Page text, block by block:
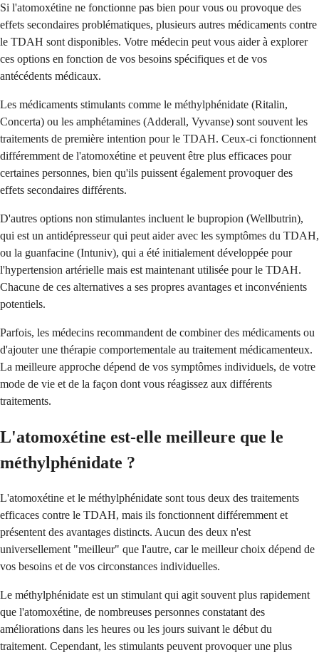
Si l'atomoxétine ne fonctionne pas bien pour vous ou provoque des
effets secondaires problématiques, plusieurs autres médicaments contre
le TDAH sont disponibles. Votre médecin peut vous aider à explorer
ces options en fonction de vos besoins spécifiques et de vos
antécédents médicaux.
Les médicaments stimulants comme le méthylphénidate (Ritalin,
Concerta) ou les amphétamines (Adderall, Vyvanse) sont souvent les
traitements de première intention pour le TDAH. Ceux-ci fonctionnent
différemment de l'atomoxétine et peuvent être plus efficaces pour
certaines personnes, bien qu'ils puissent également provoquer des
effets secondaires différents.
D'autres options non stimulantes incluent le bupropion (Wellbutrin),
qui est un antidépresseur qui peut aider avec les symptômes du TDAH,
ou la guanfacine (Intuniv), qui a été initialement développée pour
l'hypertension artérielle mais est maintenant utilisée pour le TDAH.
Chacune de ces alternatives a ses propres avantages et inconvénients
potentiels.
Parfois, les médecins recommandent de combiner des médicaments ou
d'ajouter une thérapie comportementale au traitement médicamenteux.
La meilleure approche dépend de vos symptômes individuels, de votre
mode de vie et de la façon dont vous réagissez aux différents
traitements.
L'atomoxétine est-elle meilleure que le
méthylphénidate ?
L'atomoxétine et le méthylphénidate sont tous deux des traitements
efficaces contre le TDAH, mais ils fonctionnent différemment et
présentent des avantages distincts. Aucun des deux n'est
universellement "meilleur" que l'autre, car le meilleur choix dépend de
vos besoins et de vos circonstances individuelles.
Le méthylphénidate est un stimulant qui agit souvent plus rapidement
que l'atomoxétine, de nombreuses personnes constatant des
améliorations dans les heures ou les jours suivant le début du
traitement. Cependant, les stimulants peuvent provoquer une plus